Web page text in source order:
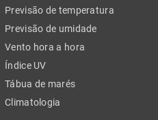
Previsão de temperatura
Previsão de umidade
Vento hora a hora
Índice UV
Tábua de marés
Climatologia